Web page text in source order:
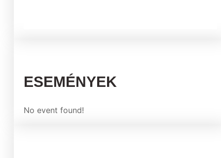
ESEMÉNYEK
No event found!